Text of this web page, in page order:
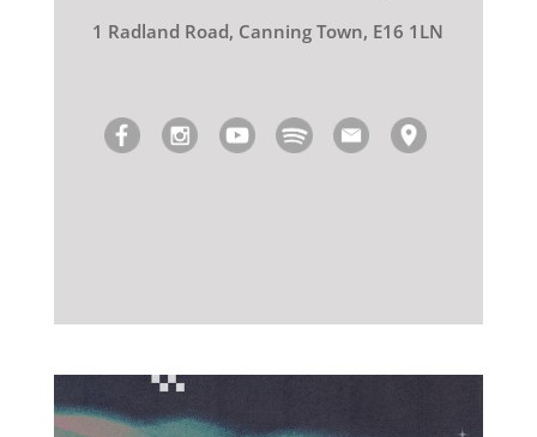
1 Radland Road, Canning Town, E16 1LN